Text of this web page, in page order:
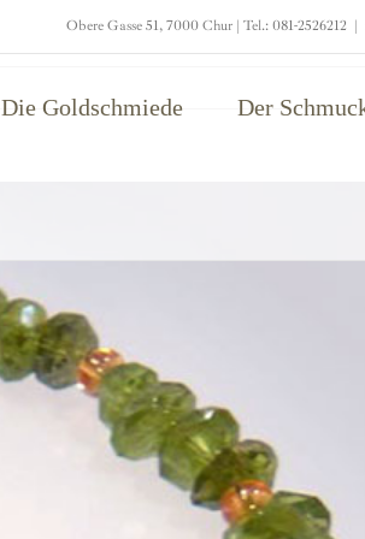
Obere Gasse 51, 7000 Chur | Tel.: 081-2526212 |
Die Goldschmiede Der